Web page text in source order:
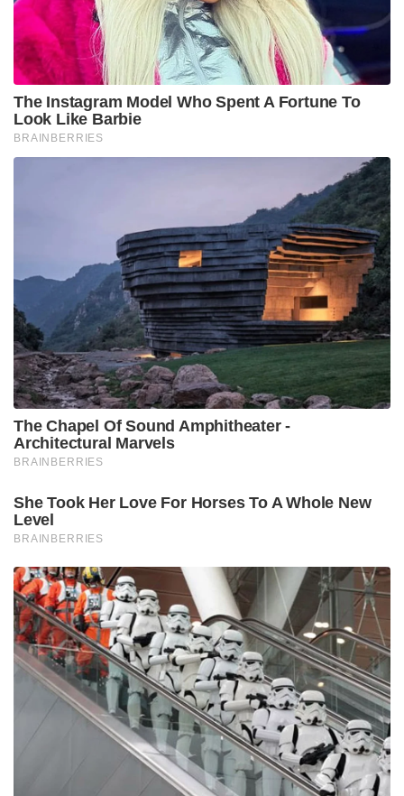
ക്യാപ്റ്റൻ തിരുത്തിക്കുറിച്ചത്. ടെസ്റ്റ് ക്രിക്കറ്റിൽ ഇരട്ട
സെഞ്ച്വറി നേടുന്ന ആദ്യ ഇന്ത്യൻ വിക്കറ്റ് കീപ്പർ എന്ന
ബഹുമതി ധോണി സ്വന്തമാക്കി. കൂടാതെ ഒരു
അന്താരാഷ്ട്ര വിക്കറ്റ് കീപ്പർ-ക്യാപ്റ്റൻ നേടുന്ന ഏറ്റവും
ഉയർന്ന ടെസ്റ്റ് സ്കോർ എന്ന അലക് സ്റ്റുവാർട്ടിന്റെ
(164 റൺസ്) റെക്കോർഡ് ധോണി മറികടന്നു.
ആൻഡി ഫ്ലവർ (232), കുമാർ സംഗക്കാര (230)
ചരിത്രത്തിൽ ഒരു വിക്കറ്റ് കീപ്പറുടെ ഏറ്റവും ഉയർന്ന
മൂന്നാമത്തെ ടെസ്റ്റ് സ്കോറായും ഇത് മാറി.
ധോണിയുടെ ഈ അവിശ്വസനീയ ഇന്നിങ്സിന്റെ
ബലത്തിൽ ഇന്ത്യ ഒന്നാം ഇന്നിങ്സിൽ 572 റൺസെന്ന
കൂറ്റൻ സ്കോർ സ്വന്തമാക്കുകയും 192 റൺസിന്റെ
ഭീമൻ ലീഡ് നേടുകയും ചെയ്തു. രണ്ടാം ഇന്നിങ്സിൽ
ഇന്ത്യൻ സ്പിൻ ജോഡികളായ ആർ. അശ്വിൻ, രവീന്ദ്ര
ജഡേജ എന്നിവരുടെ കറക്കത്തിന് മുന്നിൽ
ഓസ്‌ട്രേലിയ 241 റൺസിന് തകർന്നു. തുടർന്ന് 50
റൺസിന്റെ വിജയലക്ഷ്യം 8 വിക്കറ്റ് ബാക്കി നിൽക്കെ
ഇന്ത്യ അനായാസം മറികടന്നു. ധോണി
മത്സര വിജയമാണ് പിന്നീട് ആ ടെസ്റ്റ് പരമ്പരയിൽ
ഇന്ത്യ ഓസ്‌ട്രേലിയയെ 4-0 ന് വൈറ്റ്‌വാഷ് ചെയ്ത്
ചരിത്രം കുറിക്കാൻ വഴിതെളിച്ചത്.
Tags: MS Dhoni sachin tendulkar India vs Australia